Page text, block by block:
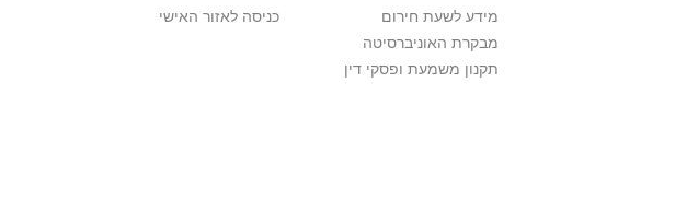
מידע לשעת חירום
מבקרת האוניברסיטה
תקנון משמעת ופסקי דין
כניסה לאזור האישי